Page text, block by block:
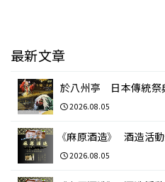
最新文章
於八州亭 日本傳統祭
2026.08.05
《麻原酒造》 酒造活
2026.08.05